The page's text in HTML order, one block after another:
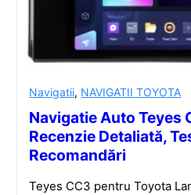
Navigatii, NAVIGATII TOYOTA
Navigatie Auto Teyes
Recenzie Detaliată,
Recomandări
Teyes CC3 pentru Toyota